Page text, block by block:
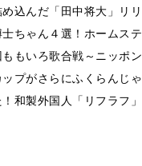
め込んだ「田中将大」
士ちゃん４選！ホームス
もいろ歌合戦～ニッポ
プがさらにふくらんじ
和製外国人「リフラフ